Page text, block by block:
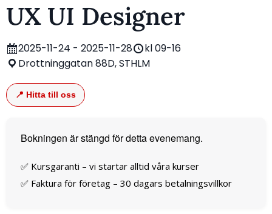
UX UI Designer
2025-11-24 - 2025-11-28
kl 09-16
Drottninggatan 88D, STHLM
📍 Hitta till oss
Bokningen är stängd för detta evenemang.
✅ Kursgaranti – vi startar alltid våra kurser
✅ Faktura för företag – 30 dagars betalningsvillkor